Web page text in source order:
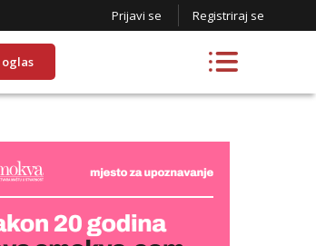
Prijavi se Registriraj se